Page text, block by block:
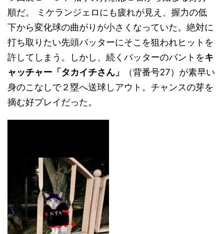
順だ。 ミケランジェロにも疲れが見え、握力の低
下から変化球の曲がりが小さくなっていた。絶対に
打ち取りたい先頭バッターにそこを狙われヒットを
許してしまう。しかし、続くバッターのバントをキ
ャッチャー「タカイチさん」
（背番号27）が素早い
身のこなしで２塁へ送球しアウト。チャンスの芽を
摘む好プレイだった。